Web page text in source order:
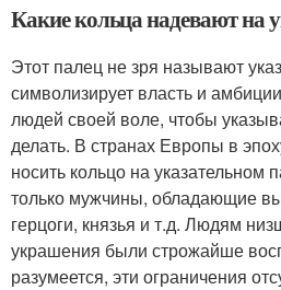
Какие кольца надевают на
Этот палец не зря называют
символизирует власть и
людей своей воле, чтобы
делать. В странах Европы в
носить кольцо на указательном
только мужчины, обладающие
герцоги, князья и т.д. Людям
украшения были строжайше
разумеется, эти ограничения